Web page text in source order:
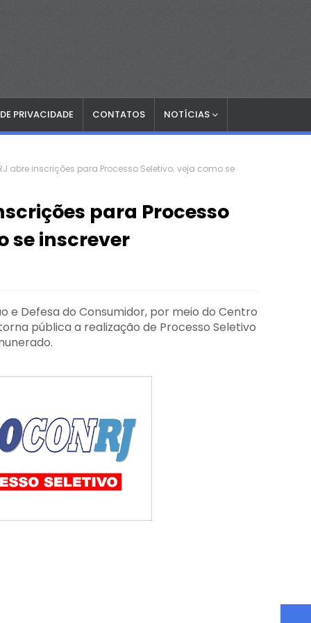
PRIVACIDADE CONTATOS NOTÍCIAS
abre inscrições para Processo Seletivo; veja como se
para Processo
se inscrever
e Defesa do Consumidor, por meio do Centro
pública a realização de Processo Seletivo